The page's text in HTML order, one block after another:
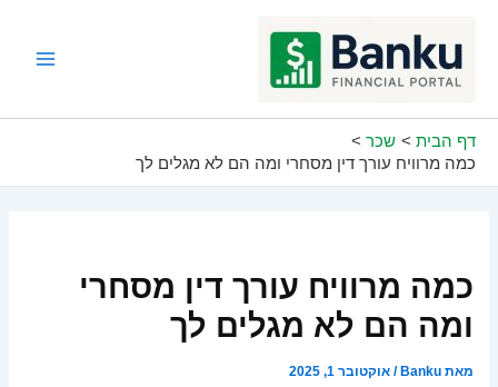
דף הבית
שכר
כמה מרוויח עורך דין מסחרי ומה הם לא מגלים לך
כמה מרוויח עורך דין מסחרי
ומה הם לא מגלים לך
מאתBanku
/אוקטובר 1, 2025